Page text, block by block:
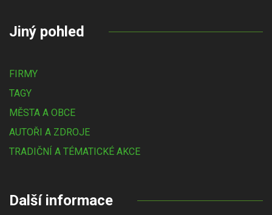
Jiný pohled
FIRMY
TAGY
MĚSTA A OBCE
AUTOŘI A ZDROJE
TRADIČNÍ A TÉMATICKÉ AKCE
Další informace